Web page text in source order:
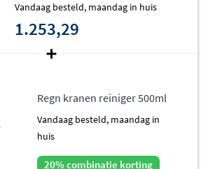
vandaag besteld, maandag in huis
1.253,29
Regn kranen reiniger 500ml
vandaag besteld, maandag in
huis
20% combinatie korting